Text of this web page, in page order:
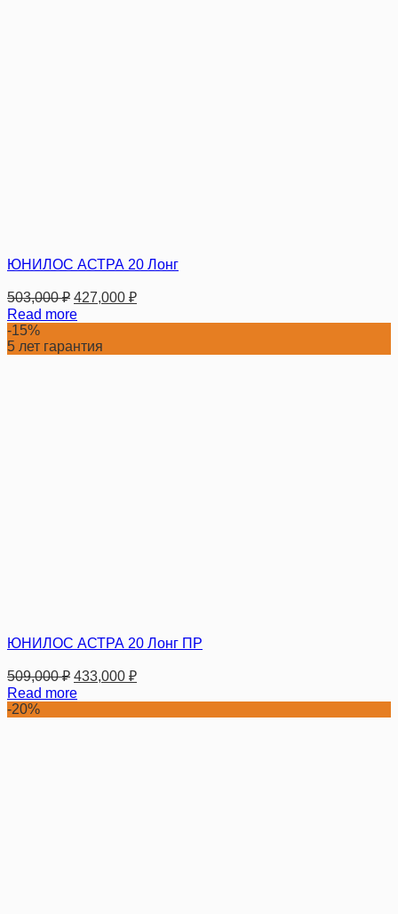
ЮНИЛОС АСТРА 20 Лонг
503,000₽ 427,000 ₽
Read more
-15%
5 лет гарантия
ЮНИЛОС АСТРА 20 Лонг ПР
509,000₽ 433,000 ₽
Read more
-20%